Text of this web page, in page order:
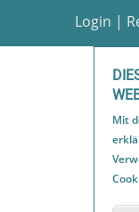
Login |
Sitemap
Mit